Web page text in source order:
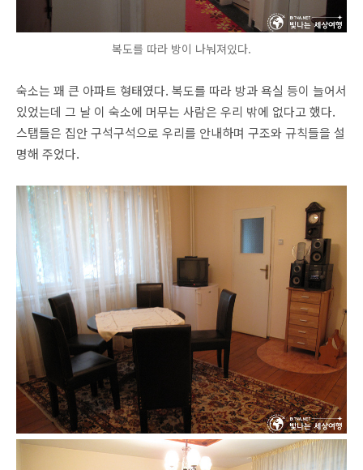
복도를 따라 방이 나눠져있다.
숙소는 꽤 큰 아파트 형태였다. 복도를 따라 방과 욕실 등이 늘어서
있었는데 그 날 이 숙소에 머무는 사람은 우리 밖에 없다고 했다.
스탭들은 집안 구석구석으로 우리를 안내하며 구조와 규칙들을 설
명해 주었다.